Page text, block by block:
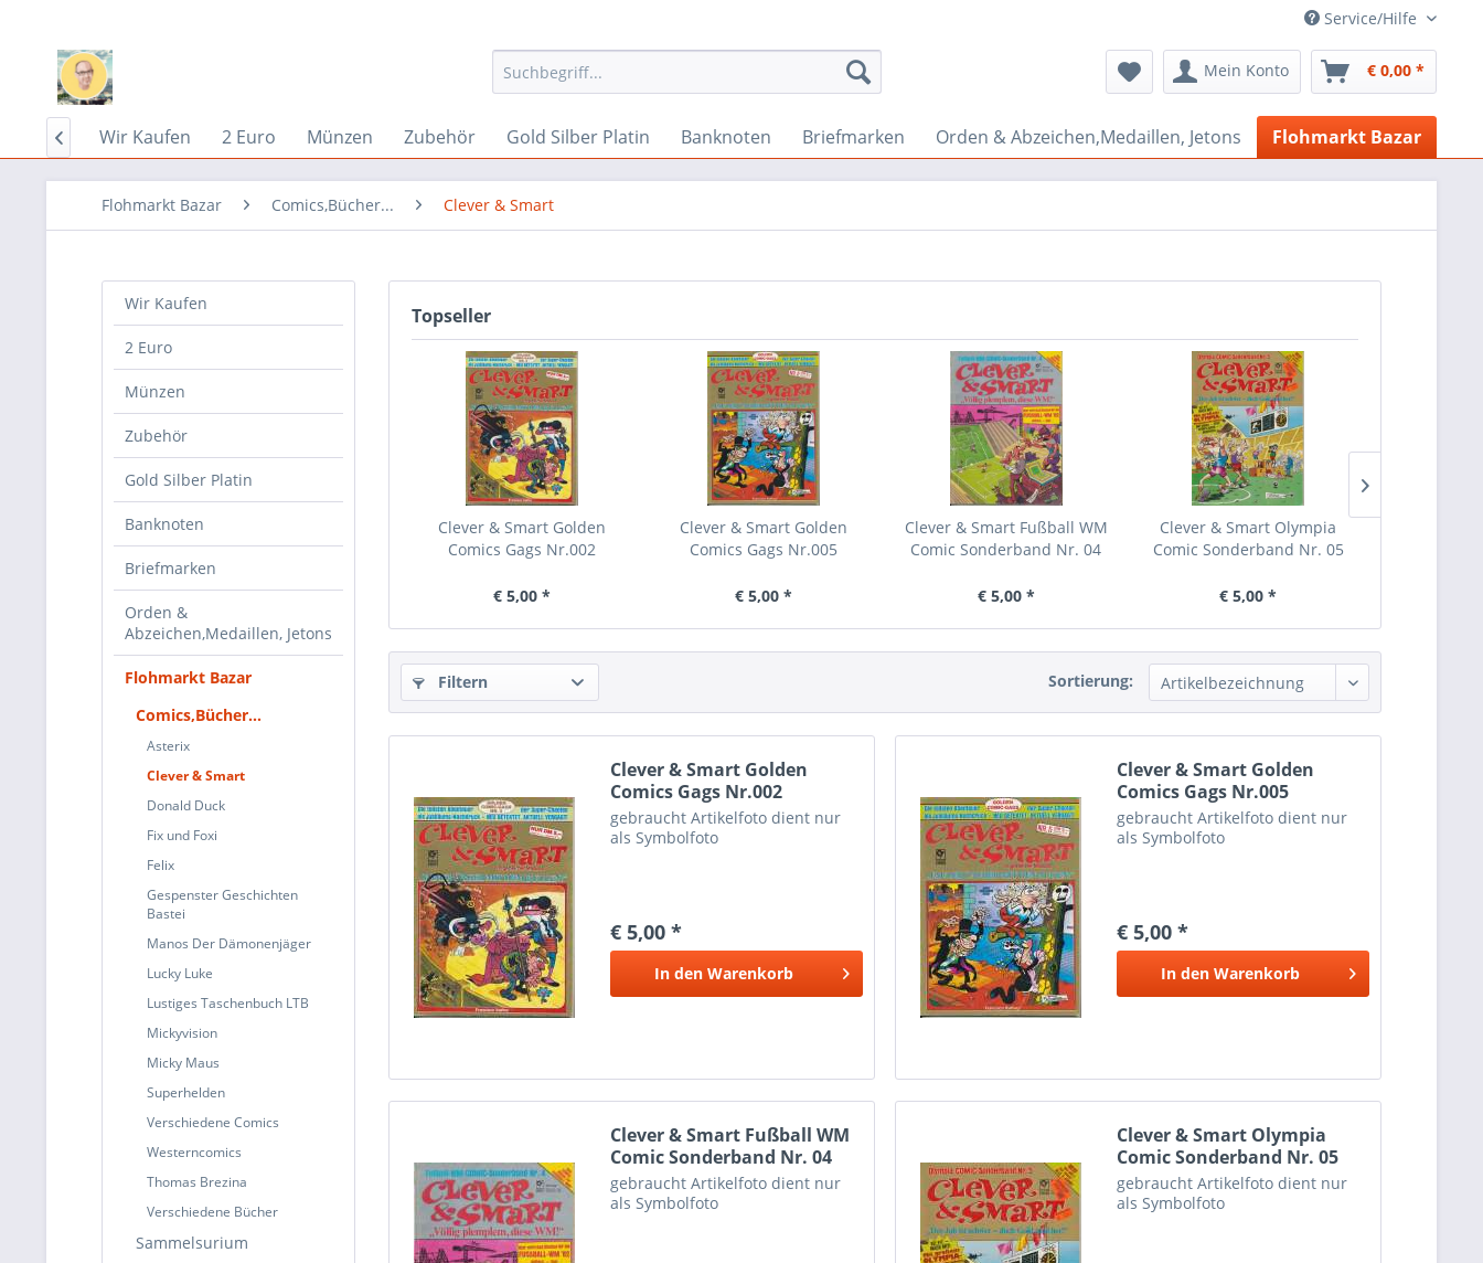
Service/Hilfe
Mein Konto € 0,00 *
Home Wir Kaufen 2 Euro Münzen Zubehör Gold Silber Platin Banknoten Briefmarken Orden & Abzeichen,Medaillen, Jetons Flohmarkt Bazar

Flohmarkt Bazar Comics,Bücher... Clever & Smart
Wir Kaufen
2 Euro
Münzen
Zubehör
Gold Silber Platin
Banknoten
Briefmarken
Orden &
Abzeichen,Medaillen, Jetons
Flohmarkt Bazar
Comics,Bücher...
Asterix
Clever & Smart
Donald Duck
Fix und Foxi
Felix
Gespenster Geschichten
Bastei
Manos Der Dämonenjäger
Lucky Luke
Lustiges Taschenbuch LTB
Mickyvision
Micky Maus
Superhelden
Verschiedene Comics
Westerncomics
Thomas Brezina
Verschiedene Bücher
Sammelsurium
Topseller
Clever & Smart Golden
Comics Gags Nr.002
€ 5,00 *
Clever & Smart Golden
Comics Gags Nr.005
€ 5,00 *
Clever & Smart Fußball WM
Comic Sonderband Nr. 04
€ 5,00 *
Clever & Smart Olympia
Comic Sonderband Nr. 05
€ 5,00 *
Filtern Sortierung:
Clever & Smart Golden
Comics Gags Nr.002
gebraucht Artikelfoto dient nur
als Symbolfoto
€ 5,00 *
In den Warenkorb
Clever & Smart Golden
Comics Gags Nr.005
gebraucht Artikelfoto dient nur
als Symbolfoto
€ 5,00 *
In den Warenkorb
Clever & Smart Fußball WM
Comic Sonderband Nr. 04
gebraucht Artikelfoto dient nur
als Symbolfoto
Clever & Smart Olympia
Comic Sonderband Nr. 05
gebraucht Artikelfoto dient nur
als Symbolfoto